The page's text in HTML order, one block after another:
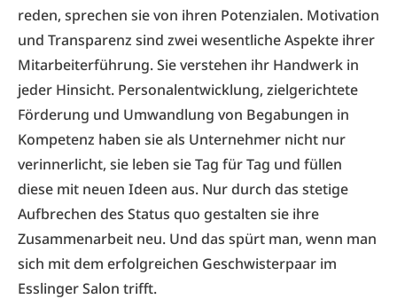
reden, sprechen sie von ihren Potenzialen. Motivation
und Transparenz sind zwei wesentliche Aspekte ihrer
Mitarbeiterführung. Sie verstehen ihr Handwerk in
jeder Hinsicht. Personalentwicklung, zielgerichtete
Förderung und Umwandlung von Begabungen in
Kompetenz haben sie als Unternehmer nicht nur
verinnerlicht, sie leben sie Tag für Tag und füllen
diese mit neuen Ideen aus. Nur durch das stetige
Aufbrechen des Status quo gestalten sie ihre
Zusammenarbeit neu. Und das spürt man, wenn man
sich mit dem erfolgreichen Geschwisterpaar im
Esslinger Salon trifft.